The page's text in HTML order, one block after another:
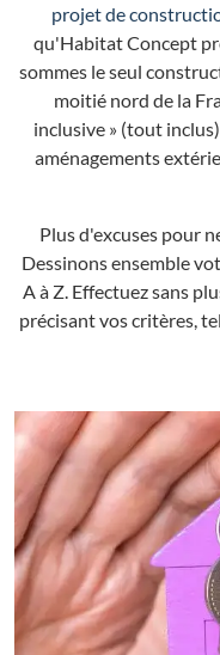
projet de
qu'Habitat Concept
sommes le seul
moitié nord de la
inclusive » (tout
aménagements
Plus d'excuses pour
Dessinons ensemble
A à Z. Effectuez sans
précisant vos critères,